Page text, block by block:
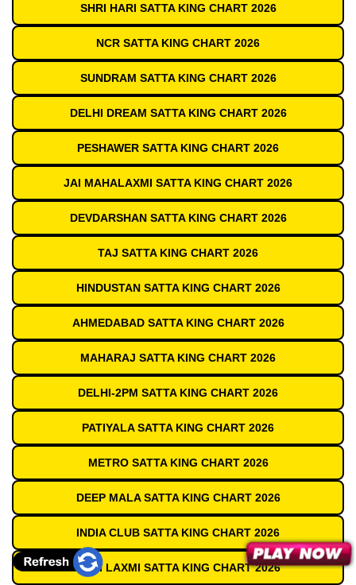
SHRI HARI SATTA KING CHART 2026
NCR SATTA KING CHART 2026
SUNDRAM SATTA KING CHART 2026
DELHI DREAM SATTA KING CHART 2026
PESHAWER SATTA KING CHART 2026
JAI MAHALAXMI SATTA KING CHART 2026
DEVDARSHAN SATTA KING CHART 2026
TAJ SATTA KING CHART 2026
HINDUSTAN SATTA KING CHART 2026
AHMEDABAD SATTA KING CHART 2026
MAHARAJ SATTA KING CHART 2026
DELHI-2PM SATTA KING CHART 2026
PATIYALA SATTA KING CHART 2026
METRO SATTA KING CHART 2026
DEEP MALA SATTA KING CHART 2026
INDIA CLUB SATTA KING CHART 2026
SHRI LAXMI SATTA KING CHART 2026